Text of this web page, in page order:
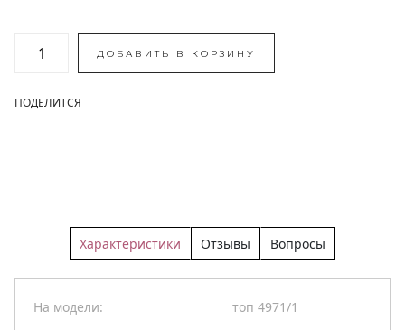
ДОБАВИТЬ В КОРЗИНУ
ПОДЕЛИТСЯ
Характеристики Отзывы Вопросы
На модели:
топ 4971/1